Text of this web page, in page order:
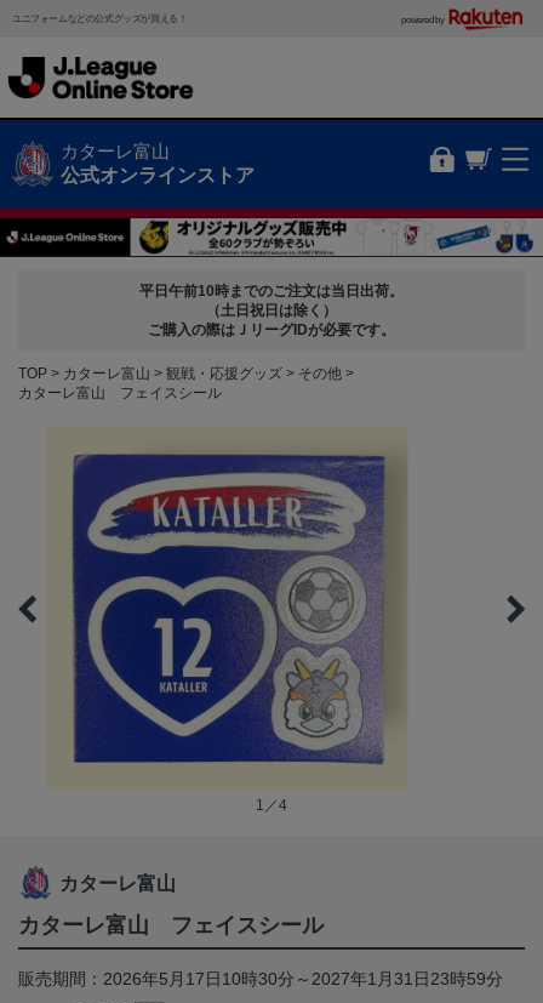
ユニフォームなどの公式グッズが買える！ powered by
カターレ富山
公式オンラインストア
平日午前10時までのご注文は当日出荷。
（土日祝日は除く）
ご購入の際はＪリーグIDが必要です。
TOP カターレ富山 観戦・応援グッズ
その他
カターレ富山 フェイスシール
1／4
カターレ富山
カターレ富山 フェイスシール
販売期間：2026年5月17日10時30分～2027年1月31日23時59分